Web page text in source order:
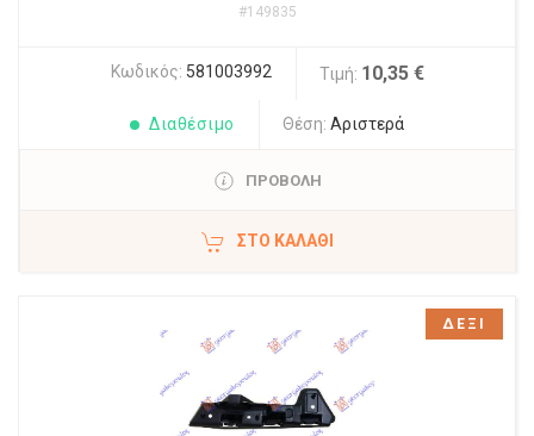
#149835
Κωδικός: 581003992 Τιμή: 10,35 €
Διαθέσιμο Θέση: Αριστερά
ΠΡΟΒΟΛΗ
ΣΤΟ ΚΑΛΆΘΙ
ΔΕΞΙ